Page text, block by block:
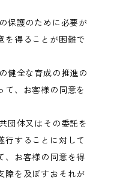
保護のために必要が
を得ることが困難で
健全な育成の推進の
て、お客様の同意を
団体又はその委託を
行することに対して
、お客様の同意を得
障を及ぼすおそれが